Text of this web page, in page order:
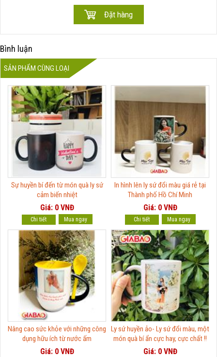
Bình luận
SẢN PHẨM CÙNG LOẠI
Sự huyền bí đến từ món quà ly sứ
cảm biến nhiệt
Giá: 0 VNĐ
Chi tiết
In hình lên ly sứ đổi màu giá rẻ tại
Thành phố Hồ Chí Minh
Giá: 0 VNĐ
Chi tiết
Nâng cao sức khỏe với những công
dụng hữu ích từ nước ấm
Giá: 0 VNĐ
Ly sứ huyền ảo- Ly sứ đổi màu, một
món quà bí ẩn cực hay, cực chất !!
Giá: 0 VNĐ